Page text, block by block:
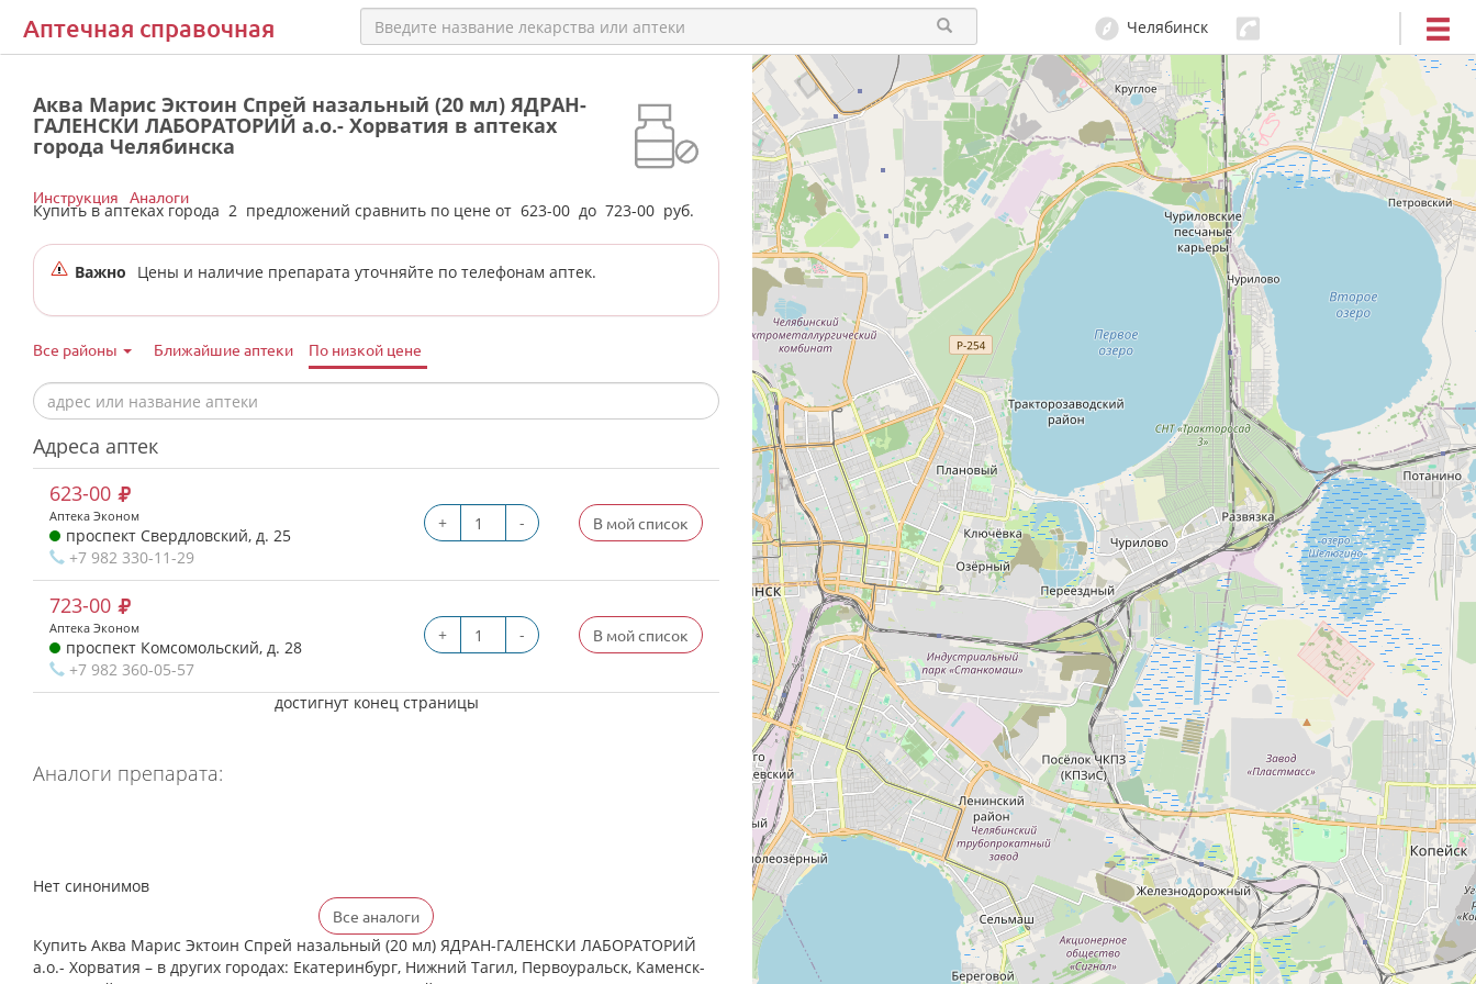
Аптечная справочная Челябинск
Аква Марис Эктоин Спрей назальный (20 мл) ЯДРАН-
ГАЛЕНСКИ ЛАБОРАТОРИЙ а.о.- Хорватия в аптеках
города Челябинска
Купить в аптеках города 2 предложений сравнить по цене от 623-00 до 723-00 руб.
Инструкция Аналоги
Важно Цены и наличие препарата уточняйте по телефонам аптек.
Все районы Ближайшие аптеки По низкой цене
Адреса аптек
+ - В мой список
623-00
Аптека Эконом
проспект Свердловский, д. 25
+7 982 330-11-29
+ - В мой список
723-00
Аптека Эконом
проспект Комсомольский, д. 28
+7 982 360-05-57
достигнут конец страницы
Аналоги препарата:
Нет синонимов
Все аналоги
Купить Аква Марис Эктоин Спрей назальный (20 мл) ЯДРАН-ГАЛЕНСКИ ЛАБОРАТОРИЙ
а.о.- Хорватия – в других городах: Екатеринбург, Нижний Тагил, Первоуральск, Каменск-